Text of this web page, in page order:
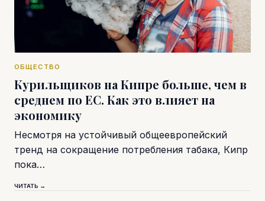
ОБЩЕСТВО
Курильщиков на Кипре больше, чем в
среднем по ЕС. Как это влияет на
экономику
Несмотря на устойчивый общеевропейский
тренд на сокращение потребления табака, Кипр
пока…
ЧИТАТЬ →